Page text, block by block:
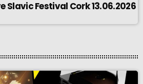
Slavic Festival Cork 13.06.2026